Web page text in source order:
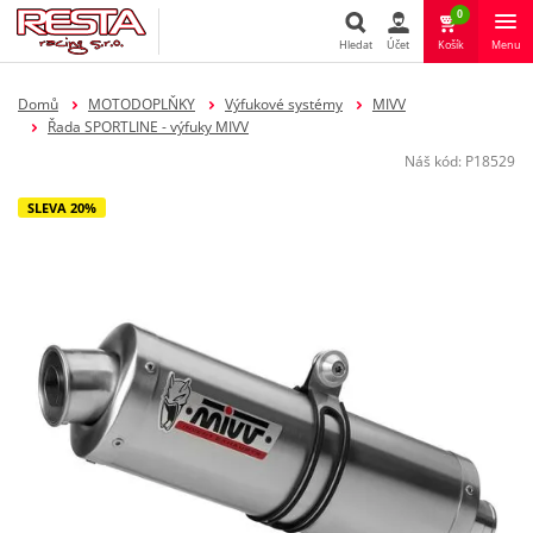
Hledat Účet
0
Košík Menu
Domů MOTODOPLŇKY Výfukové systémy
MIVV
Řada SPORTLINE - výfuky MIVV
Náš kód: P18529
SLEVA 20%